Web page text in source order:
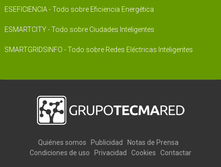
ESEFICIENCIA - Todo sobre Eficiencia Energética
ESMARTCITY - Todo sobre Ciudades Inteligentes
SMARTGRIDSINFO - Todo sobre Redes Eléctricas Inteligentes
Quiénes somos Publicidad
Notas de Prensa
Condiciones de uso
Privacidad Cookies Contactar